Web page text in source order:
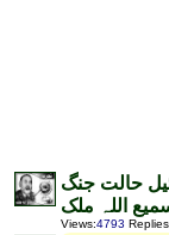
حالت جنگ
اللہ ملک
Views:4793 Replies